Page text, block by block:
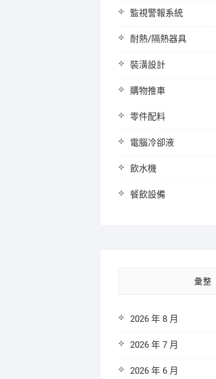
監視警報系統
耐熱/隔熱器具
裝潢設計
購物推車
零件配料
電腦冷卻液
飲水機
餐飲設備
彙整
2026 年 8 月
2026 年 7 月
2026 年 6 月